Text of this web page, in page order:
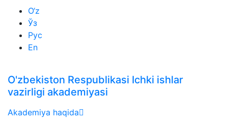
O‘z
Ўз
Рус
En
O'zbekiston Respublikasi Ichki ishlar
vazirligi akademiyasi
Akademiya haqida